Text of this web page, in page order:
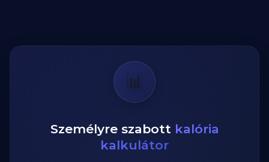
📊
Személyre szabott kalória
kalkulátor